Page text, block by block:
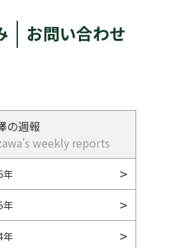
お問い合わせ
の週報
weekly reports
年
年
年